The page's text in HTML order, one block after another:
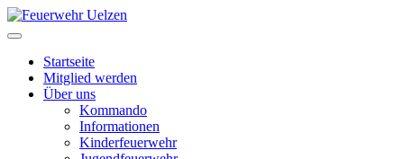
Startseite
Mitglied werden
Über uns
Kommando
Informationen
Kinderfeuerwehr